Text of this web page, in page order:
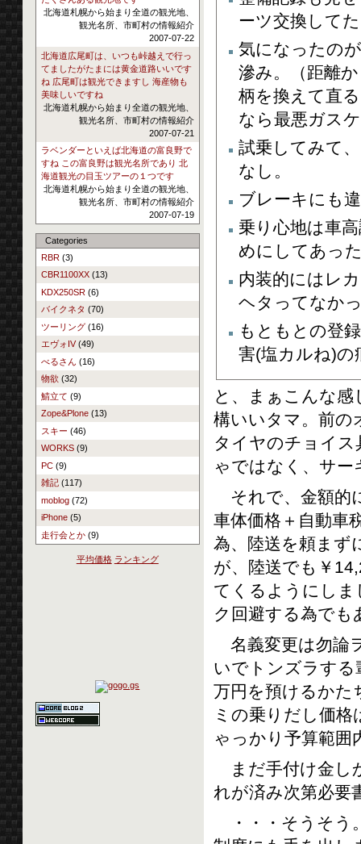
北海道札幌から始まり全道の観光地、
観光名所、市町村の情報紹介
2007-07-22
北海道広尾町は、いつも峠越えで行っ
てましたがたまには黄金道路いいです
ね 広尾町は観光できますし 海産物も
美味しいですね
北海道札幌から始まり全道の観光地、
観光名所、市町村の情報紹介
2007-07-21
ラベンダーといえば北海道の富良野で
すね この富良野は観光名所であり 北
海道観光の目玉ツアーの１つです
北海道札幌から始まり全道の観光地、
観光名所、市町村の情報紹介
2007-07-19
Categories
RBR(3)
CBR1100XX(13)
KDX250SR(6)
バイクネタ (70)
ツーリング(16)
エヴォIV(49)
べるさん (16)
物欲 (32)
鯖立て (9)
Zope&Plone(13)
スキー (46)
WORKS(9)
PC(9)
雑記(117)
moblog(72)
iPhone(5)
走行会とか(9)
平均価格 ランキング
ーツ交換して
気になったの
滲み。（距離
柄を換えて直
なら最悪ガス
試乗してみて
なし。
ブレーキにも
乗り心地は車
めにしてあっ
内装的にはレ
ヘタってなか
もともとの登
害(塩カルね)の
と、まぁこんな
構いいタマ。前の
タイヤのチョイ
ゃではなく、サ
それで、金額的
車体価格＋自動車
為、陸送を頼まず
が、陸送でも￥
てくるようにしま
ク回避する為でも
名義変更は勿論
いでトンズラする
万円を預けるかた
ミの乗りだし価
ゃっかり予算範囲
まだ手付け金し
れが済み次第必要
・・・そうそう